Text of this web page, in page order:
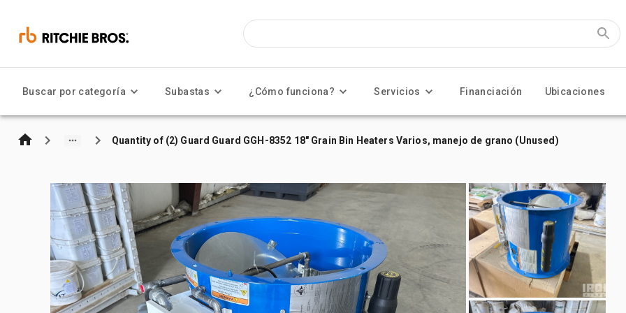
Buscar por categoría Subastas ¿Cómo funciona? Servicios Financiación Ubicaciones
Quantity of (2) Guard Guard GGH-8352 18" Grain Bin Heaters Varios, manejo de grano (Unused)